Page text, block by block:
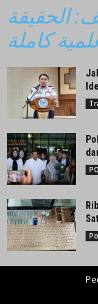
الحقيقة
كاملة